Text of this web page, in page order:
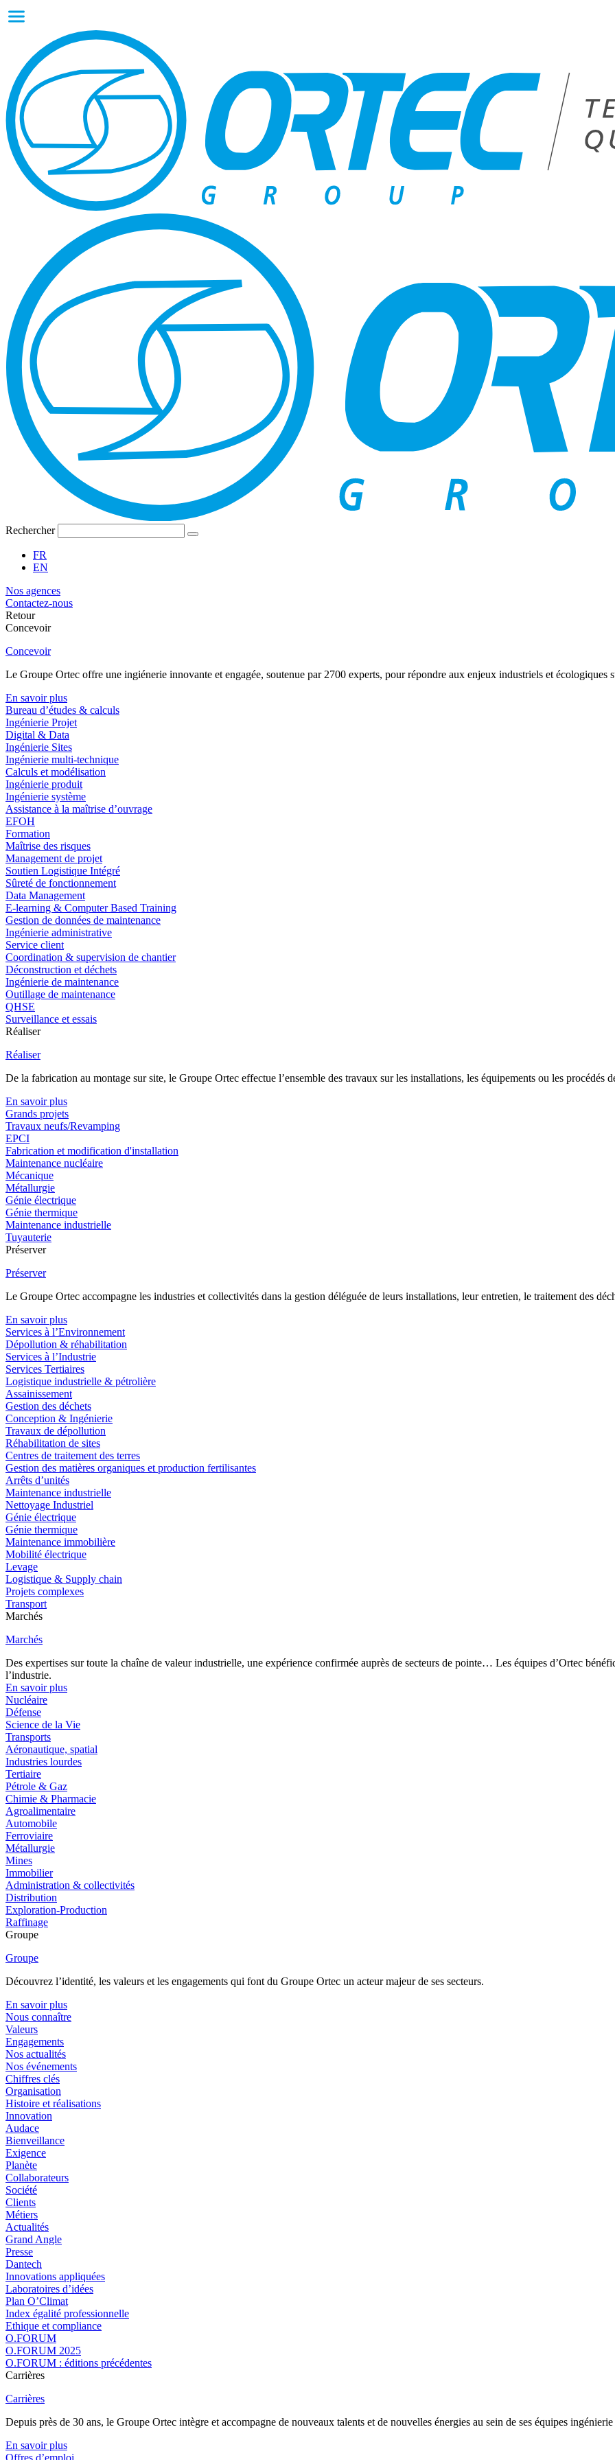
Rechercher
FR
EN
Nos agences
Contactez-nous
Retour
Concevoir
Concevoir
Le Groupe Ortec offre une ingiénerie innovante et engagée, soutenue par 2700 experts, pour répondre aux enjeux industriels et écologiques
En savoir plus
Bureau d’études & calculs
Ingénierie Projet
Digital & Data
Ingénierie Sites
Ingénierie multi-technique
Calculs et modélisation
Ingénierie produit
Ingénierie système
Assistance à la maîtrise d’ouvrage
EFOH
Formation
Maîtrise des risques
Management de projet
Soutien Logistique Intégré
Sûreté de fonctionnement
Data Management
E-learning & Computer Based Training
Gestion de données de maintenance
Ingénierie administrative
Service client
Coordination & supervision de chantier
Déconstruction et déchets
Ingénierie de maintenance
Outillage de maintenance
QHSE
Surveillance et essais
Réaliser
Réaliser
De la fabrication au montage sur site, le Groupe Ortec effectue l’ensemble des travaux sur les installations, les équipements ou les procédés
En savoir plus
Grands projets
Travaux neufs/Revamping
EPCI
Fabrication et modification d'installation
Maintenance nucléaire
Mécanique
Métallurgie
Génie électrique
Génie thermique
Maintenance industrielle
Tuyauterie
Préserver
Préserver
Le Groupe Ortec accompagne les industries et collectivités dans la gestion déléguée de leurs installations, leur entretien, le traitement des
En savoir plus
Services à l’Environnement
Dépollution & réhabilitation
Services à l’Industrie
Services Tertiaires
Logistique industrielle & pétrolière
Assainissement
Gestion des déchets
Conception & Ingénierie
Travaux de dépollution
Réhabilitation de sites
Centres de traitement des terres
Gestion des matières organiques et production fertilisantes
Arrêts d’unités
Maintenance industrielle
Nettoyage Industriel
Génie électrique
Génie thermique
Maintenance immobilière
Mobilité électrique
Levage
Logistique & Supply chain
Projets complexes
Transport
Marchés
Marchés
Des expertises sur toute la chaîne de valeur industrielle, une expérience confirmée auprès de secteurs de pointe… Les équipes d’Ortec
l’industrie.
En savoir plus
Nucléaire
Défense
Science de la Vie
Transports
Aéronautique, spatial
Industries lourdes
Tertiaire
Pétrole & Gaz
Chimie & Pharmacie
Agroalimentaire
Automobile
Ferroviaire
Métallurgie
Mines
Immobilier
Administration & collectivités
Distribution
Exploration-Production
Raffinage
Groupe
Groupe
Découvrez l’identité, les valeurs et les engagements qui font du Groupe Ortec un acteur majeur de ses secteurs.
En savoir plus
Nous connaître
Valeurs
Engagements
Nos actualités
Nos événements
Chiffres clés
Organisation
Histoire et réalisations
Innovation
Audace
Bienveillance
Exigence
Planète
Collaborateurs
Société
Clients
Métiers
Actualités
Grand Angle
Presse
Dantech
Innovations appliquées
Laboratoires d’idées
Plan O’Climat
Index égalité professionnelle
Ethique et compliance
O.FORUM
O.FORUM 2025
O.FORUM : éditions précédentes
Carrières
Carrières
Depuis près de 30 ans, le Groupe Ortec intègre et accompagne de nouveaux talents et de nouvelles énergies au sein de ses équipes
En savoir plus
Offres d’emploi